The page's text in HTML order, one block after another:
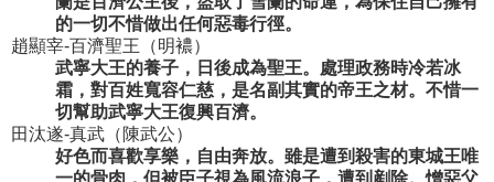
的一切不惜做出任何惡毒行徑。
趙顯宰-百濟聖王（明襛）
武寧大王的養子，日後成為聖王。處理政務時冷若冰
霜，對百姓寬容仁慈，是名副其實的帝王之材。不惜一
切幫助武寧大王復興百濟。
田汰遂-真武（陳武公）
好色而喜歡享樂，自由奔放。雖是遭到殺害的東城王唯
一的骨肉，但被臣子視為風流浪子，遭到剷除。憎惡父